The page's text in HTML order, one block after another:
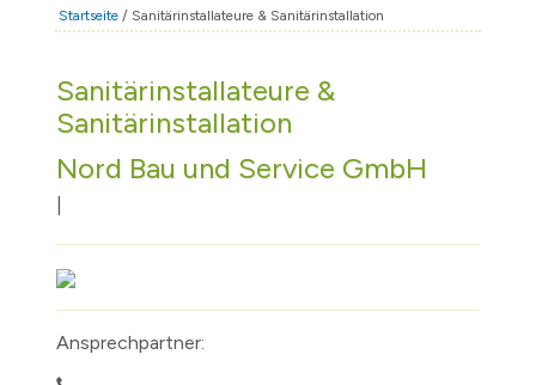
RATHAUS & POLITIK
FAMILIE & BILDUNG
TOURISMUS
BAUEN & WIRTSCHAFT
Startseite / Sanitärinstallateure & Sanitärinstallation
Sanitärinstallateure &
Sanitärinstallation
Nord Bau und Service GmbH
Ansprechpartner: